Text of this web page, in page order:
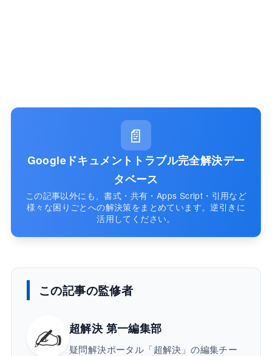
📄
Googleドキュメントトラブル完全解決デー
タベース
この記事以外にも、書式・共有・Apps Script・引用など
様々な困りごとへの解決策をまとめています。逆引きに
活用してください。
この記事の監修者
✍️ 超解決 第一編集部
疑問解決ポータル「超解決」の編集チー